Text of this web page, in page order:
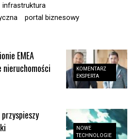
infrastruktura
portal biznesowy
KOMENTARZ
EKSPERTA
EMEA
NOWE
TECHNOLOGIE